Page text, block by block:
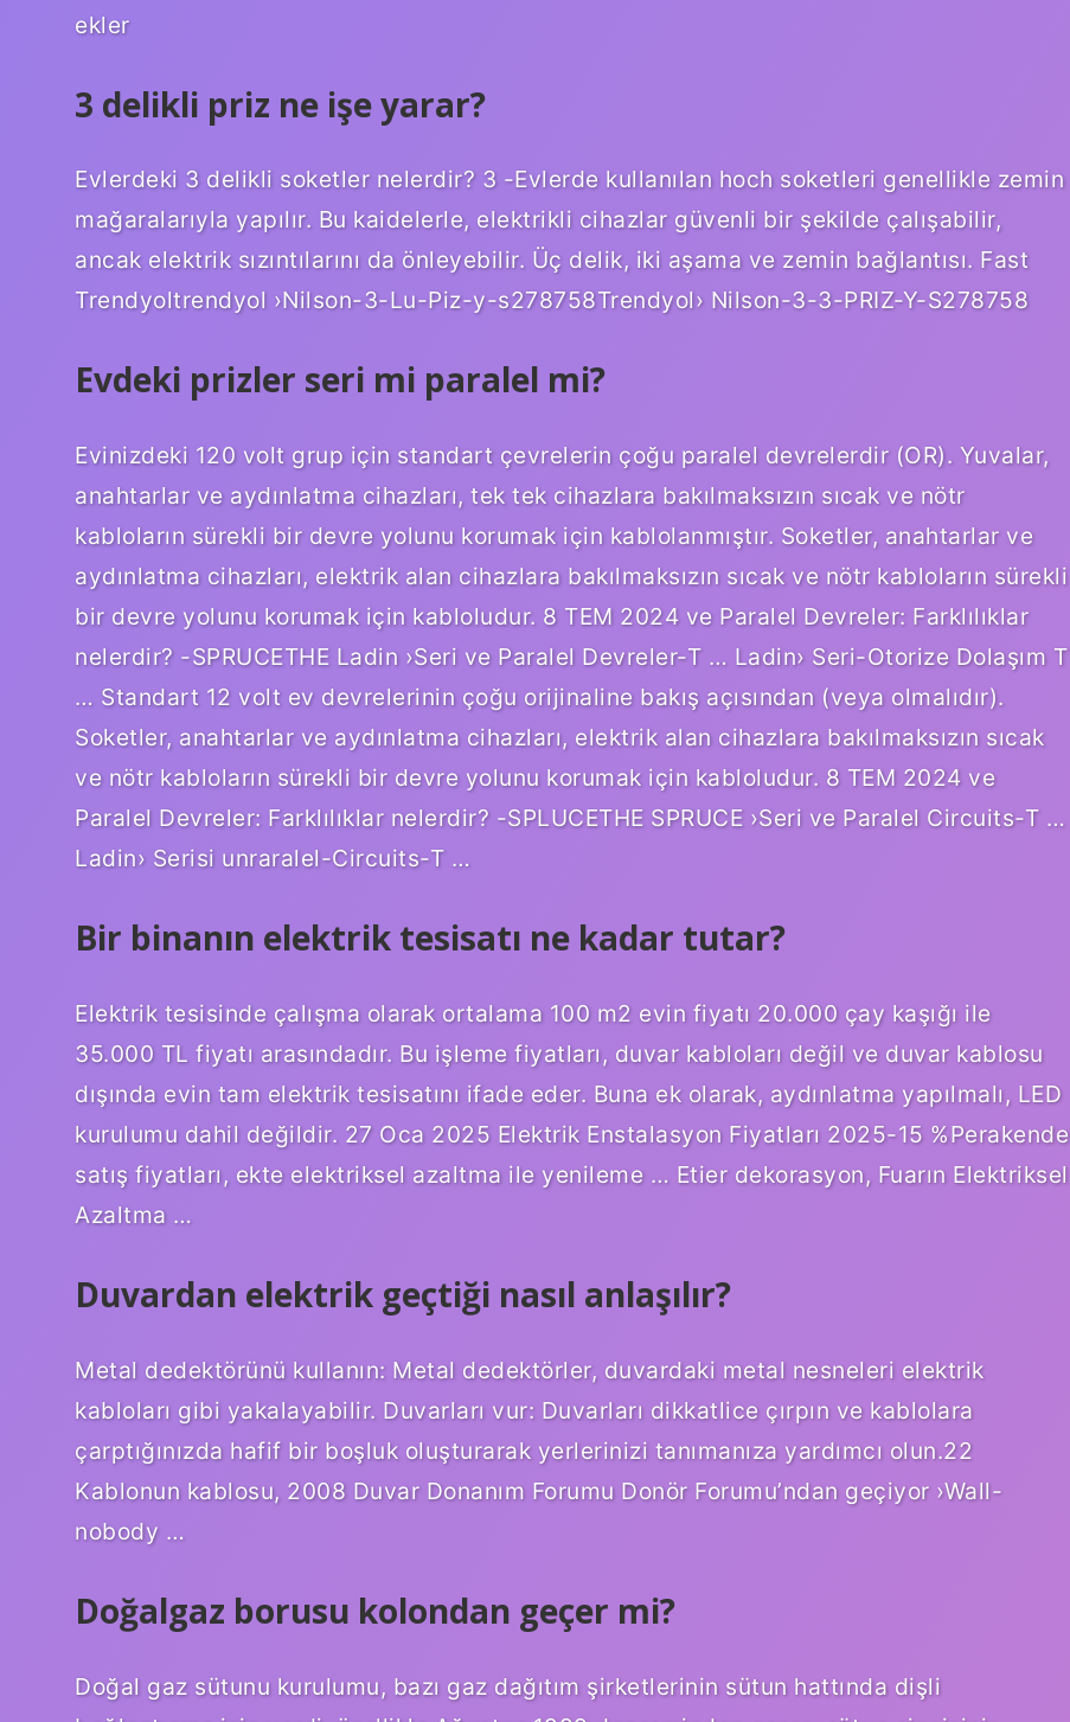
ekler
3 delikli priz ne işe yarar?
Evlerdeki 3 delikli soketler nelerdir? 3 -Evlerde kullanılan hoch soketleri genellikle zemin
mağaralarıyla yapılır. Bu kaidelerle, elektrikli cihazlar güvenli bir şekilde çalışabilir,
ancak elektrik sızıntılarını da önleyebilir. Üç delik, iki aşama ve zemin bağlantısı. Fast
Trendyoltrendyol ›Nilson-3-Lu-Piz-y-s278758Trendyol› Nilson-3-3-PRIZ-Y-S278758
Evdeki prizler seri mi paralel mi?
Evinizdeki 120 volt grup için standart çevrelerin çoğu paralel devrelerdir (OR). Yuvalar,
anahtarlar ve aydınlatma cihazları, tek tek cihazlara bakılmaksızın sıcak ve nötr
kabloların sürekli bir devre yolunu korumak için kablolanmıştır. Soketler, anahtarlar ve
aydınlatma cihazları, elektrik alan cihazlara bakılmaksızın sıcak ve nötr kabloların sürekli
bir devre yolunu korumak için kabloludur. 8 TEM 2024 ve Paralel Devreler: Farklılıklar
nelerdir? -SPRUCETHE Ladin ›Seri ve Paralel Devreler-T … Ladin› Seri-Otorize Dolaşım T
… Standart 12 volt ev devrelerinin çoğu orijinaline bakış açısından (veya olmalıdır).
Soketler, anahtarlar ve aydınlatma cihazları, elektrik alan cihazlara bakılmaksızın sıcak
ve nötr kabloların sürekli bir devre yolunu korumak için kabloludur. 8 TEM 2024 ve
Paralel Devreler: Farklılıklar nelerdir? -SPLUCETHE SPRUCE ›Seri ve Paralel Circuits-T …
Ladin› Serisi unraralel-Circuits-T …
Bir binanın elektrik tesisatı ne kadar tutar?
Elektrik tesisinde çalışma olarak ortalama 100 m2 evin fiyatı 20.000 çay kaşığı ile
35.000 TL fiyatı arasındadır. Bu işleme fiyatları, duvar kabloları değil ve duvar kablosu
dışında evin tam elektrik tesisatını ifade eder. Buna ek olarak, aydınlatma yapılmalı, LED
kurulumu dahil değildir. 27 Oca 2025 Elektrik Enstalasyon Fiyatları 2025-15 %Perakende
satış fiyatları, ekte elektriksel azaltma ile yenileme … Etier dekorasyon, Fuarın Elektriksel
Azaltma …
Duvardan elektrik geçtiği nasıl anlaşılır?
Metal dedektörünü kullanın: Metal dedektörler, duvardaki metal nesneleri elektrik
kabloları gibi yakalayabilir. Duvarları vur: Duvarları dikkatlice çırpın ve kablolara
çarptığınızda hafif bir boşluk oluşturarak yerlerinizi tanımanıza yardımcı olun.22
Kablonun kablosu, 2008 Duvar Donanım Forumu Donör Forumu’ndan geçiyor ›Wall-
nobody …
Doğalgaz borusu kolondan geçer mi?
Doğal gaz sütunu kurulumu, bazı gaz dağıtım şirketlerinin sütun hattında dişli